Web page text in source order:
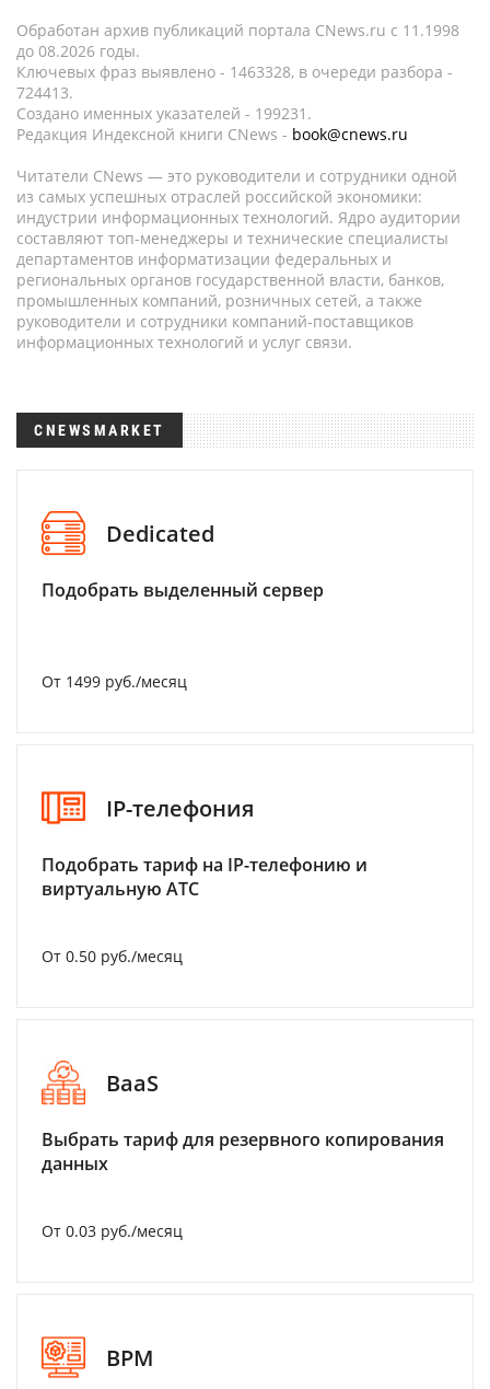
Обработан архив публикаций портала CNews.ru c 11.1998
до 08.2026 годы.
Ключевых фраз выявлено - 1463328, в очереди разбора -
724413.
Создано именных указателей - 199231.
Редакция Индексной книги CNews - book@cnews.ru
Читатели CNews — это руководители и сотрудники одной
из самых успешных отраслей российской экономики:
индустрии информационных технологий. Ядро аудитории
составляют топ-менеджеры и технические специалисты
департаментов информатизации федеральных и
региональных органов государственной власти, банков,
промышленных компаний, розничных сетей, а также
руководители и сотрудники компаний-поставщиков
информационных технологий и услуг связи.
CNEWSMARKET
Dedicated
Подобрать выделенный сервер
От 1499 руб./месяц
IP-телефония
Подобрать тариф на IP-телефонию и
виртуальную АТС
От 0.50 руб./месяц
BaaS
Выбрать тариф для резервного копирования
данных
От 0.03 руб./месяц
BPM